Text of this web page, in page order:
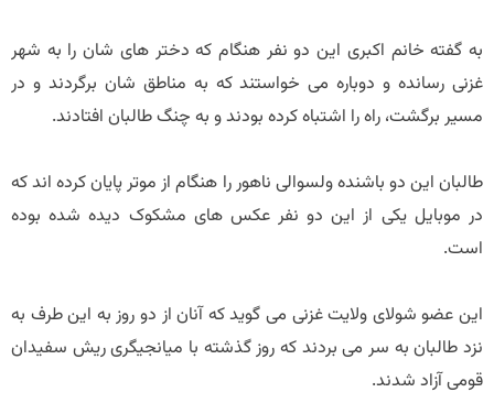
به گفته خانم اکبری این دو نفر هنگام که دختر های شان را به شهر
غزنی رسانده و دوباره می خواستند که به مناطق شان برگردند و در
مسیر برگشت، راه را اشتباه کرده بودند و به چنگ طالبان افتادند.
طالبان این دو باشنده ولسوالی ناهور را هنگام از موتر پایان کرده اند که
در موبایل یکی از این دو نفر عکس های مشکوک دیده شده بوده
است.
این عضو شولای ولایت غزنی می گوید که آنان از دو روز به این طرف به
نزد طالبان به سر می بردند که روز گذشته با میانجیگری ریش سفیدان
قومی آزاد شدند.